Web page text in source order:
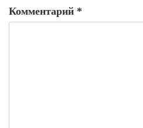
Комментарий *